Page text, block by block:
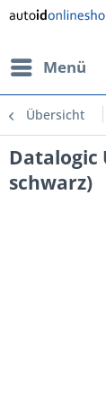
Menü
Übersicht
Datalogic
schwarz)